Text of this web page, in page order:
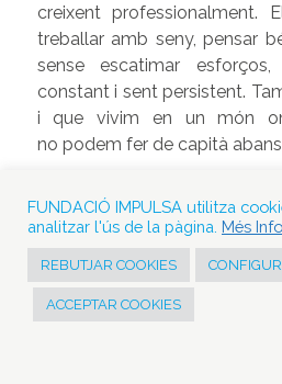
creixent professionalment.
treballar amb seny, pensar
sense escatimar
constant i sent persistent.
i que vivim en un món
no podem fer de capità
«En un món on tot va
voler fer de capità abans
D’on surt la teva
FUNDACIÓ IMPULSA utilitza
analitzar l'ús de la pàgina. Més
REBUTJAR COOKIES
ACCEPTAR COOKIES